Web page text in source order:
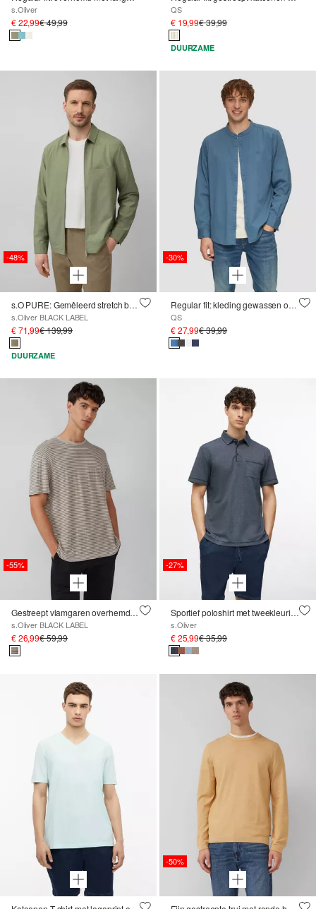
s.Oliver
€ 22,99€ 49,99
QS
€ 19,99€ 39,99
DUURZAME
-48%
s.O PURE: Gemêleerd stretch bomberjack
s.Oliver BLACK LABEL
€ 71,99€ 139,99
DUURZAME
-30%
Regular fit: kleding gewassen overhemd met borduursel
QS
€ 27,99€ 39,99
-55%
Gestreept vlamgaren overhemd van linnen
s.Oliver BLACK LABEL
€ 26,99€ 59,99
-27%
Sportief poloshirt met tweekleurige structuur en borstzakje
s.Oliver
€ 25,99€ 35,99
-50%